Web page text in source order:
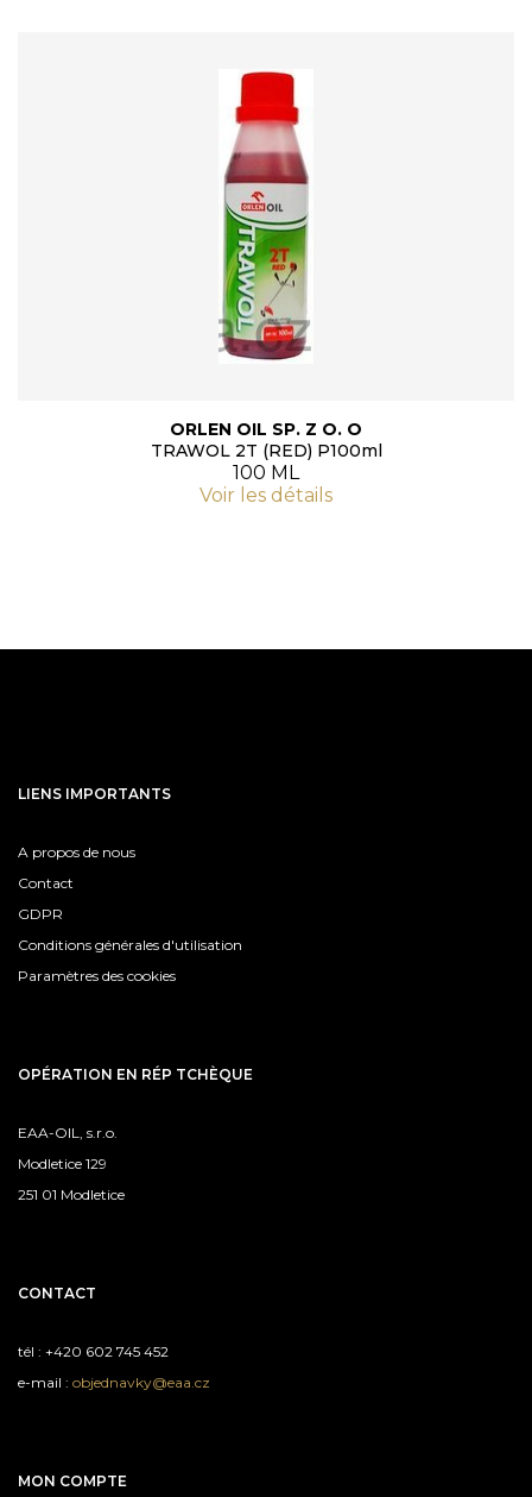
ORLEN OIL SP. Z O. O
TRAWOL 2T (RED) P100ml
100 ML
Voir les détails
LIENS IMPORTANTS
A propos de nous
Contact
GDPR
Conditions générales d'utilisation
Paramètres des cookies
OPÉRATION EN RÉP TCHÈQUE
EAA-OIL, s.r.o.
Modletice 129
251 01 Modletice
CONTACT
tél : +420 602 745 452
e-mail : objednavky@eaa.cz
MON COMPTE